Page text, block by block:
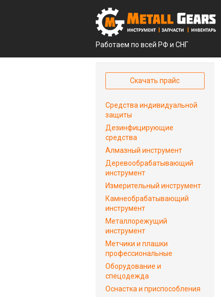
Работаем по всей РФ и СНГ
Скачать прайс
Средства индивидуальной
защиты
Дезинфицирующие
средства
Алмазный инструмент
Деревообрабатывающий
инструмент
Измерительный инструмент
Камнеобрабатывающий
инструмент
Металлорежущий
инструмент
Метчики и плашки
профессиональные
Оборудование и
спецодежда
Оснастка и приспособления